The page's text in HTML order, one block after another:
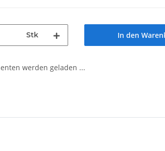
Stk In den
werden geladen ...